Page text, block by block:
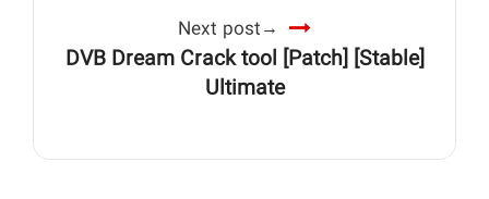
Next post
DVB Dream Crack tool [Patch] [Stable]
Ultimate